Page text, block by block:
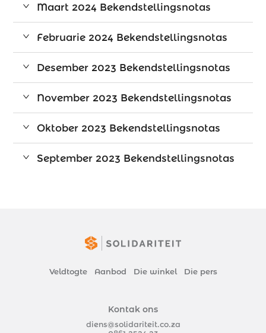
Maart 2024 Bekendstellingsnotas
Februarie 2024 Bekendstellingsnotas
Desember 2023 Bekendstellingsnotas
November 2023 Bekendstellingsnotas
Oktober 2023 Bekendstellingsnotas
September 2023 Bekendstellingsnotas
Veldtogte Aanbod Die winkel Die pers
Kontak ons
diens@solidariteit.co.za